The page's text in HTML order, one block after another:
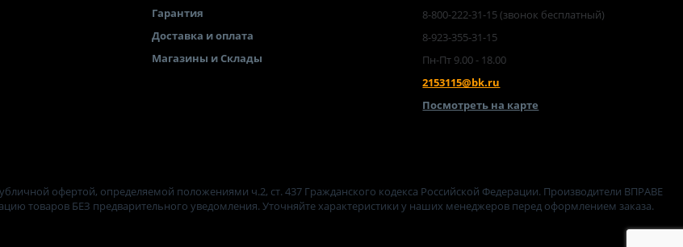
Гарантия
Доставка и оплата
Магазины и Склады
8-800-222-31-15(звонок бесплатный)
8-923-355-31-15
Пн-Пт 9.00 - 18.00
2153115@bk.ru
Посмотреть на карте
офертой, определяемой положениями ч.2, ст. 437 Гражданского кодекса Российской Федерации. Производители ВПРАВЕ
товаров БЕЗ предварительного уведомления. Уточняйте характеристики у наших менеджеров перед оформлением заказа.